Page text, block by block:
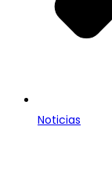
Noticias